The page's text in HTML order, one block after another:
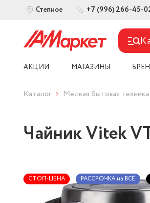
Степное +7 (996) 266-45-
АКЦИИ МАГАЗИНЫ
Каталог Мелкая бытовая техника
Чайник Vitek
СТОП-ЦЕНА РАССРОЧКА на ВСЁ